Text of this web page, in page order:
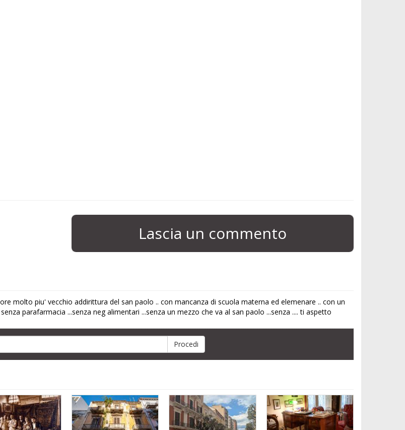
Lascia un commento
molto piu' vecchio addirittura del san paolo .. con mancanza di scuola materna ed elemenare .. con un
parafarmacia ...senza neg alimentari ...senza un mezzo che va al san paolo ...senza .... ti aspetto